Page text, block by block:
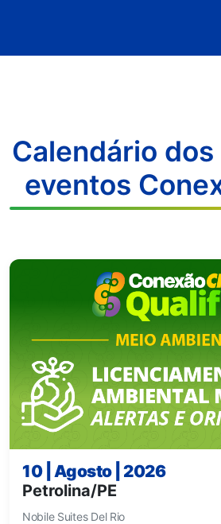
Calendário
eventos
10 | Agosto | 2026
Petrolina/PE
Nobile Suites Del Rio